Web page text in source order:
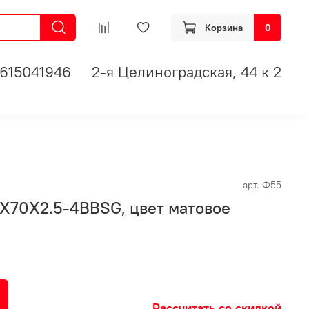
Корзина 0
2-я Целиноградская, 44 к 2
арт. Ф55
4BBSG, цвет матовое